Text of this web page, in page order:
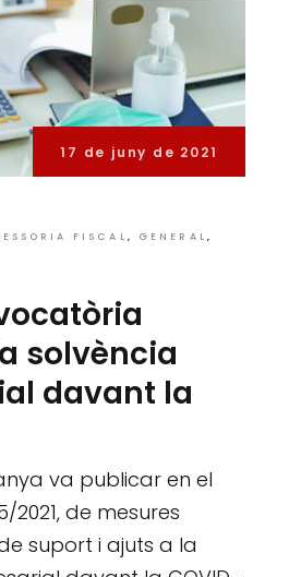
17 de juny de 2021
FISCAL GENERAL
solvència
davant la
va publicar en el
2021, de mesures
suport i ajuts a la